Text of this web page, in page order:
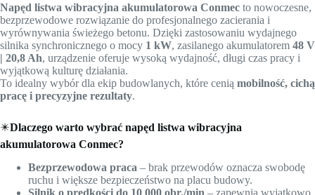
Napęd listwa wibracyjna akumulatorowa Conmec to nowoczesne,
bezprzewodowe rozwiązanie do profesjonalnego zacierania i
wyrównywania świeżego betonu. Dzięki zastosowaniu wydajnego
silnika synchronicznego o mocy 1 kW, zasilanego akumulatorem 48 V
| 20,8 Ah, urządzenie oferuje wysoką wydajność, długi czas pracy i
wyjątkową kulturę działania.
To idealny wybór dla ekip budowlanych, które cenią mobilność, cichą
pracę i precyzyjne rezultaty.
✴️Dlaczego warto wybrać napęd listwa wibracyjna
akumulatorowa Conmec?
Bezprzewodowa praca – brak przewodów oznacza swobodę
ruchu i większe bezpieczeństwo na placu budowy.
Silnik o prędkości do 10 000 obr./min – zapewnia wyjątkowo